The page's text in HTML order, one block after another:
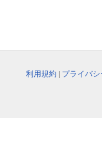
利用規約 | プライバ